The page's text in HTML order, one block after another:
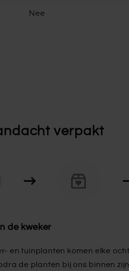
Nee
verpakt
de kweker
en tuinplanten komen elke
de planten bij ons binnen